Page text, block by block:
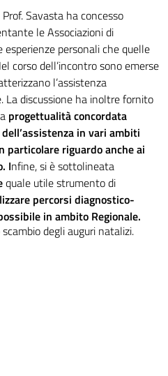
Savasta ha concesso
le Associazioni di
personali che quelle
corso dell’incontro sono emerse
l’assistenza
La discussione ha inoltre fornito
progettualità concordata
in vari ambiti
particolare riguardo anche ai
Infine, si è sottolineata
quale utile strumento di
percorsi diagnostico-
in ambito Regionale.
degli auguri natalizi.